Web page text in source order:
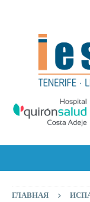
ГЛАВНАЯ